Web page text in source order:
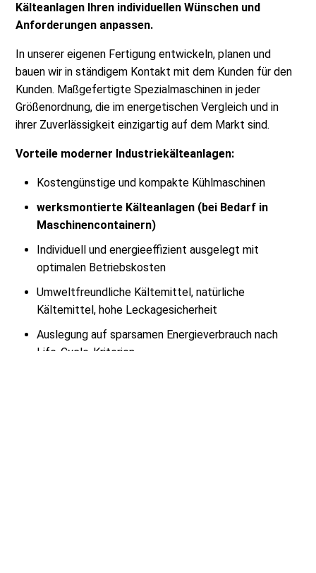
Kälteanlagen Ihren individuellen Wünschen und
Anforderungen anpassen.
In unserer eigenen Fertigung entwickeln, planen und
bauen wir in ständigem Kontakt mit dem Kunden für den
Kunden. Maßgefertigte Spezialmaschinen in jeder
Größenordnung, die im energetischen Vergleich und in
ihrer Zuverlässigkeit einzigartig auf dem Markt sind.
Vorteile moderner Industriekälteanlagen:
Kostengünstige und kompakte Kühlmaschinen
werksmontierte Kälteanlagen (bei Bedarf in
Maschinencontainern)
Individuell und energieeffizient ausgelegt mit
optimalen Betriebskosten
Umweltfreundliche Kältemittel, natürliche
Kältemittel, hohe Leckagesicherheit
Auslegung auf sparsamen Energieverbrauch nach
Life-Cycle-Kriterien